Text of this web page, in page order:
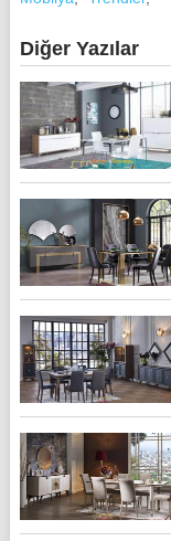
Diğer Yazılar